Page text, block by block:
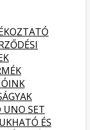
UNO SET
ÉS